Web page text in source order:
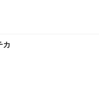
カ